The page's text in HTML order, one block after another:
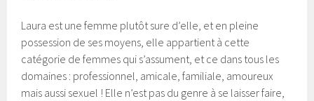
Laura est une femme plutôt sure d’elle, et en pleine
possession de ses moyens, elle appartient à cette
catégorie de femmes qui s’assument, et ce dans tous les
domaines : professionnel, amicale, familiale, amoureux
mais aussi sexuel ! Elle n’est pas du genre à se laisser faire,